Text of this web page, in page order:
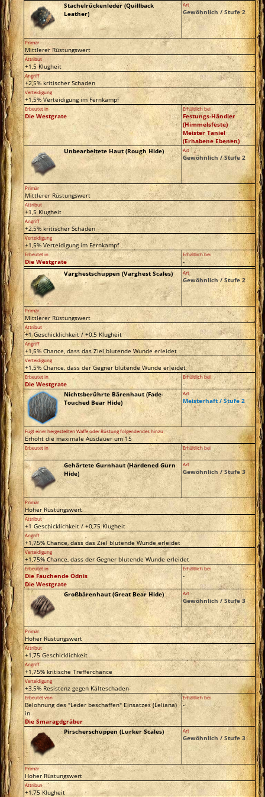
Stachelrückenleder (Quillback
Leather)
Art
Gewöhnlich / Stufe 2
Primär
Mittlerer Rüstungswert
Attribut
+1,5 Klugheit
Angriff
+2,5% kritischer Schaden
Verteidigung
+1,5% Verteidigung im Fernkampf
Erbeutet in
Die Westgrate
Erhältlich bei
Festungs-Händler
(Himmelsfeste)
Meister Taniel
(Erhabene Ebenen)
Unbearbeitete Haut (Rough Hide)
Art
Gewöhnlich / Stufe 2
Primär
Mittlerer Rüstungswert
Attribut
+1,5 Klugheit
Angriff
+2,5% kritischer Schaden
Verteidigung
+1,5% Verteidigung im Fernkampf
Erbeutet in
Die Westgrate
Erhältlich bei
-
Varghestschuppen (Varghest Scales)
Art
Gewöhnlich / Stufe 2
Primär
Mittlerer Rüstungswert
Attribut
+1 Geschicklichkeit / +0,5 Klugheit
Angriff
+1,5% Chance, dass das Ziel blutende Wunde erleidet
Verteidigung
+1,5% Chance, dass der Gegner blutende Wunde erleidet
Erbeutet in
Die Westgrate
Erhältlich bei
-
Nichtsberührte Bärenhaut (Fade-
Touched Bear Hide)
Art
Meisterhaft / Stufe 2
Fügt einer hergestellten Waffe oder Rüstung folgendendes hinzu
Erhöht die maximale Ausdauer um 15
Erbeutet in
-
Erhältlich bei
-
Gehärtete Gurnhaut (Hardened Gurn
Hide)
Art
Gewöhnlich / Stufe 3
Primär
Hoher Rüstungswert
Attribut
+1 Geschicklichkeit / +0,75 Klugheit
Angriff
+1,75% Chance, dass das Ziel blutende Wunde erleidet
Verteidigung
+1,75% Chance, dass der Gegner blutende Wunde erleidet
Erbeutet in
Die Fauchende Ödnis
Die Westgrate
Erhältlich bei
-
Großbärenhaut (Great Bear Hide) Art
Gewöhnlich / Stufe 3
Primär
Hoher Rüstungswert
Attribut
+1,75 Geschicklichkeit
Angriff
+1,75% kritische Trefferchance
Verteidigung
+3,5% Resistenz gegen Kälteschaden
Erbeutet von
Belohnung des "Leder beschaffen" Einsatzes (Leliana)
in
Die Smaragdgräber
Erhältlich bei
-
Pirscherschuppen (Lurker Scales) Art
Gewöhnlich / Stufe 3
Primär
Hoher Rüstungswert
Attribut
+1,75 Klugheit